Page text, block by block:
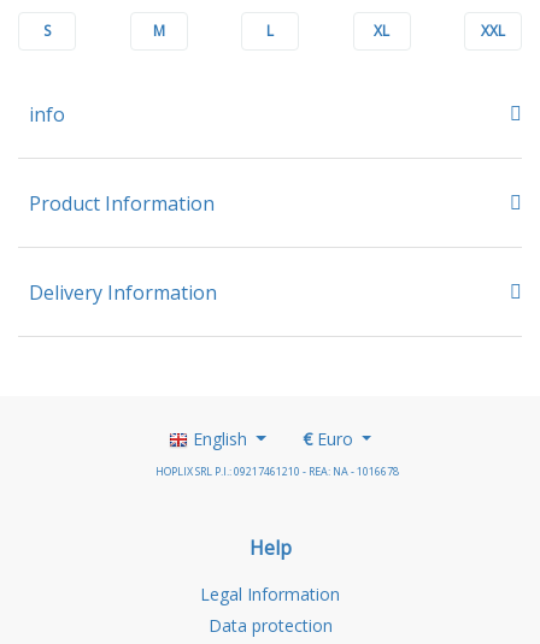
S M L XL XXL
info
Product Information
Delivery Information
English €Euro
HOPLIX SRL P.I.: 09217461210 - REA: NA - 1016678
Help
Legal Information
Data protection